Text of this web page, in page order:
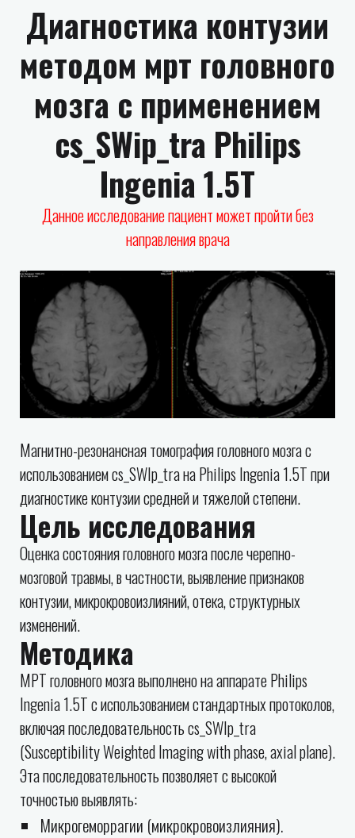
Диагностика контузии
методом мрт головного
мозга с применением
cs_SWip_tra Philips
Ingenia 1.5T
Данное исследование пациент может пройти без
направления врача
Магнитно-резонансная томография головного мозга с
использованием cs_SWIp_tra на Philips Ingenia 1.5T при
диагностике контузии средней и тяжелой степени.
Цель исследования
Оценка состояния головного мозга после черепно-
мозговой травмы, в частности, выявление признаков
контузии, микрокровоизлияний, отека, структурных
изменений.
Методика
МРТ головного мозга выполнено на аппарате Philips
Ingenia 1.5T с использованием стандартных протоколов,
включая последовательность cs_SWIp_tra
(Susceptibility Weighted Imaging with phase, axial plane).
Эта последовательность позволяет с высокой
точностью выявлять:
Микрогеморрагии (микрокровоизлияния).